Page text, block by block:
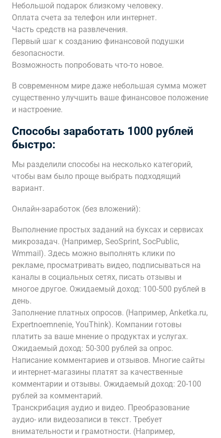
Небольшой подарок близкому человеку.
Оплата счета за телефон или интернет.
Часть средств на развлечения.
Первый шаг к созданию финансовой подушки
безопасности.
Возможность попробовать что-то новое.
В современном мире даже небольшая сумма может
существенно улучшить ваше финансовое положение
и настроение.
Способы заработать 1000 рублей
быстро:
Мы разделили способы на несколько категорий,
чтобы вам было проще выбрать подходящий
вариант.
Онлайн-заработок (без вложений):
Выполнение простых заданий на буксах и сервисах
микрозадач. (Например, SeoSprint, SocPublic,
Wmmail). Здесь можно выполнять клики по
рекламе, просматривать видео, подписываться на
каналы в социальных сетях, писать отзывы и
многое другое. Ожидаемый доход: 100-500 рублей в
день.
Заполнение платных опросов. (Например, Anketka.ru,
Expertnoemnenie, YouThink). Компании готовы
платить за ваше мнение о продуктах и услугах.
Ожидаемый доход: 50-300 рублей за опрос.
Написание комментариев и отзывов. Многие сайты
и интернет-магазины платят за качественные
комментарии и отзывы. Ожидаемый доход: 20-100
рублей за комментарий.
Транскрибация аудио и видео. Преобразование
аудио- или видеозаписи в текст. Требует
внимательности и грамотности. (Например,